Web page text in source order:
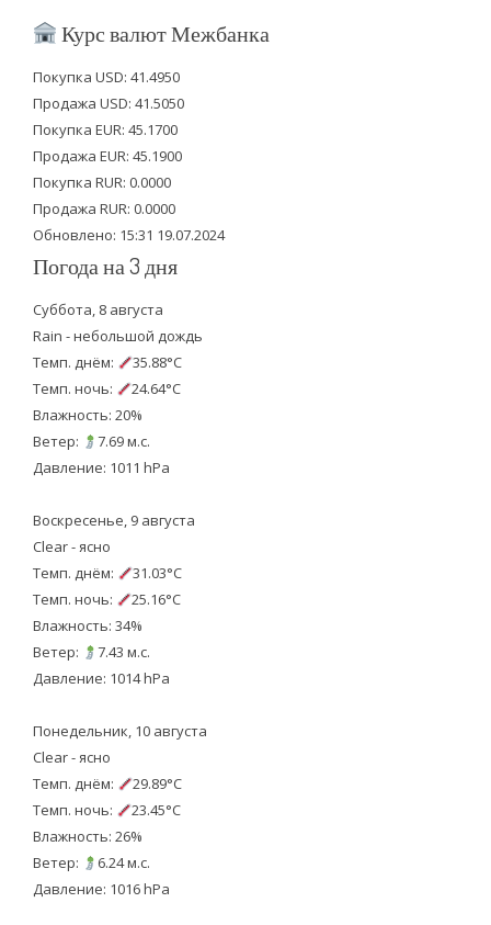
i
t
e
r
c
b
o
o
k
u
u
b
e
Курс валют Межбанка
Покупка USD: 41.4950
Продажа USD: 41.5050
Покупка EUR: 45.1700
Продажа EUR: 45.1900
Покупка RUR: 0.0000
Продажа RUR: 0.0000
Обновлено: 15:31 19.07.2024
Погода на 3 дня
Суббота, 8 августа
Rain - небольшой дождь
Темп. днём:
35.88°C
Темп. ночь:
24.64°C
Влажность: 20%
Ветер:
7.69 м.с.
Давление: 1011 hPa
Воскресенье, 9 августа
Clear - ясно
Темп. днём:
31.03°C
Темп. ночь:
25.16°C
Влажность: 34%
Ветер:
7.43 м.с.
Давление: 1014 hPa
Понедельник, 10 августа
Clear - ясно
Темп. днём:
29.89°C
Темп. ночь:
23.45°C
Влажность: 26%
Ветер:
6.24 м.с.
Давление: 1016 hPa